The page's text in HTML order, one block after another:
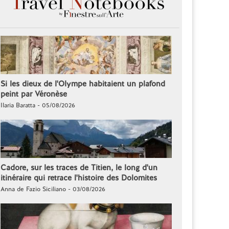
Si les dieux de l'Olympe habitaient un plafond
peint par Véronèse
Ilaria Baratta - 05/08/2026
Cadore, sur les traces de Titien, le long d'un
itinéraire qui retrace l'histoire des Dolomites
Anna de Fazio Siciliano - 03/08/2026